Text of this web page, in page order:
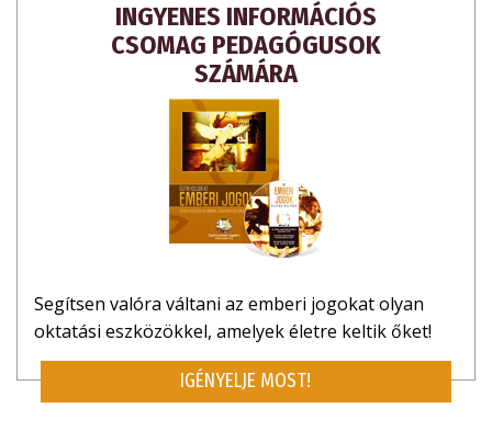
INGYENES INFORMÁCIÓS
CSOMAG PEDAGÓGUSOK
SZÁMÁRA
Segítsen valóra váltani az emberi jogokat olyan
oktatási eszközökkel, amelyek életre keltik őket!
IGÉNYELJE MOST!